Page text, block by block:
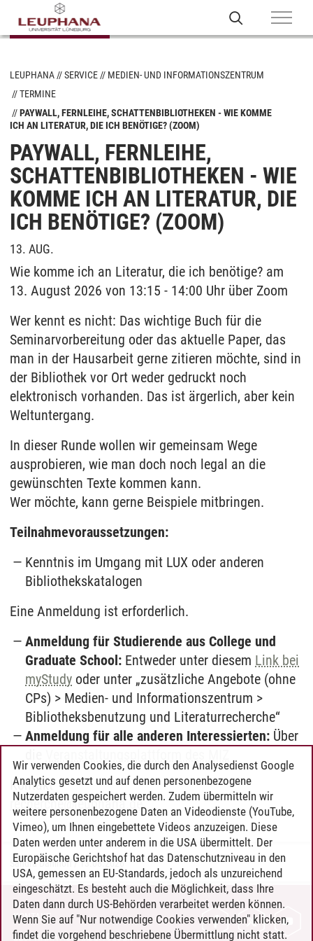
LEUPHANA SERVICE
MEDIEN- UND INFORMATIONSZENTRUM
TERMINE
PAYWALL, FERNLEIHE, SCHATTENBIBLIOTHEKEN - WIE KOMME
ICH AN LITERATUR, DIE ICH BENÖTIGE? (ZOOM)
PAYWALL, FERNLEIHE,
SCHATTENBIBLIOTHEKEN - WIE
KOMME ICH AN LITERATUR, DIE
ICH BENÖTIGE? (ZOOM)
13. AUG.
Wie komme ich an Literatur, die ich benötige? am
13. August 2026 von 13:15 - 14:00 Uhr über Zoom
Wer kennt es nicht: Das wichtige Buch für die
Seminarvorbereitung oder das aktuelle Paper, das
man in der Hausarbeit gerne zitieren möchte, sind in
der Bibliothek vor Ort weder gedruckt noch
elektronisch vorhanden. Das ist ärgerlich, aber kein
Weltuntergang.
In dieser Runde wollen wir gemeinsam Wege
ausprobieren, wie man doch noch legal an die
gewünschten Texte kommen kann.
Wer möchte, kann gerne Beispiele mitbringen.
Teilnahmevoraussetzungen:
Kenntnis im Umgang mit LUX oder anderen
Bibliothekskatalogen
Eine Anmeldung ist erforderlich.
Anmeldung für Studierende aus College und
Graduate School: Entweder unter diesem Link bei
myStudy oder unter „zusätzliche Angebote (ohne
CPs) > Medien- und Informationszentrum >
Bibliotheksbenutzung und Literaturrecherche“
Anmeldung für alle anderen Interessierten: Über
Kontakt
recherche@leuphana.de
Sandra Dahlhoff /13.08.2026
KONTAKT
LEUPHANA ALS ARBEITGEBER
Wir verwenden Cookies, die durch den Analysedienst Google
Analytics gesetzt und auf denen personenbezogene
Nutzerdaten gespeichert werden. Zudem übermitteln wir
weitere personenbezogene Daten an Videodienste (YouTube,
Vimeo), um Ihnen eingebettete Videos anzuzeigen. Diese
Daten werden unter anderem in die USA übermittelt. Der
Europäische Gerichtshof hat das Datenschutzniveau in den
USA, gemessen an EU-Standards, jedoch als unzureichend
eingeschätzt. Es besteht auch die Möglichkeit, dass Ihre
Daten dann durch US-Behörden verarbeitet werden können.
Wenn Sie auf "Nur notwendige Cookies verwenden" klicken,
findet die vorgehend beschriebene Übermittlung nicht statt.